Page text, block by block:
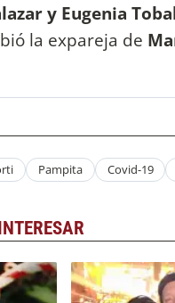
y Eugenia
la expareja de
Pampita Covid-19